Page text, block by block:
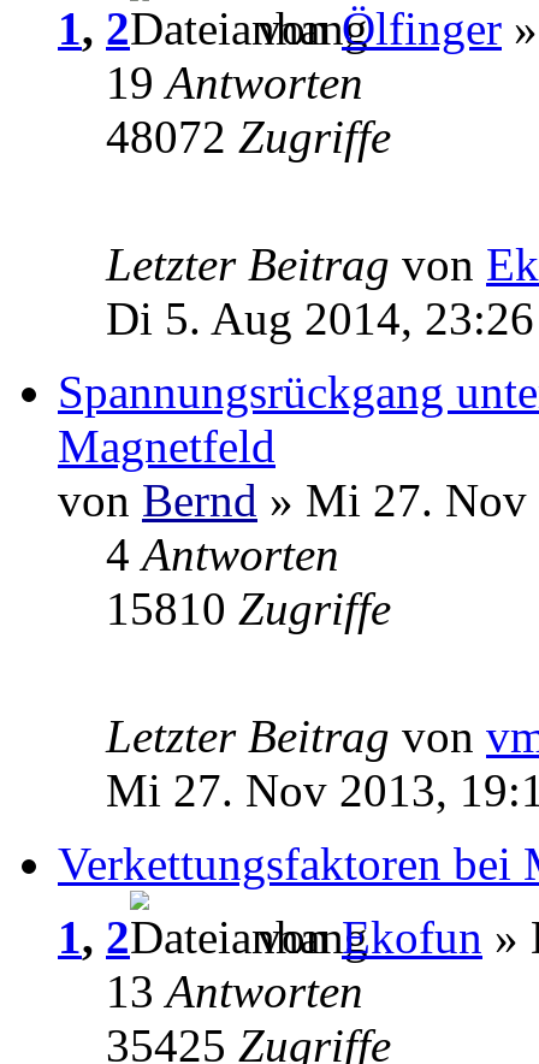
1, 2 vonÖlfinger
19Antworten
48072 Zugriffe
Letzter Beitrag von
Di 5. Aug 2014, 23:26
Spannungsrückgang
Magnetfeld
von Bernd » Mi 27. Nov
4Antworten
15810 Zugriffe
Letzter Beitrag von
Mi 27. Nov 2013,
Verkettungsfaktoren bei
1, 2 vonEkofun »
13Antworten
35425 Zugriffe